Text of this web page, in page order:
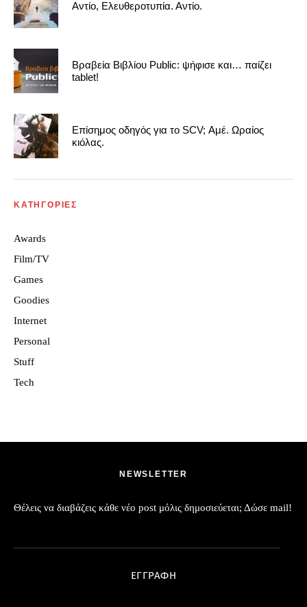
Αντίο, Ελευθεροτυπία. Αντίο.
Βραβεία Βιβλίου Public: ψήφισε και… παίζει
tablet!
Επίσημος οδηγός για το SCV; Αμέ. Ωραίος
κιόλας.
ΚΑΤΗΓΟΡΙΕΣ
Awards
Film/TV
Games
Goodies
Internet
Personal
Stuff
Tech
NEWSLETTER
Θέλεις να διαβάζεις κάθε νέο post μόλις δημοσιεύεται; Δώσε mail!
ΕΓΓΡΑΦΗ